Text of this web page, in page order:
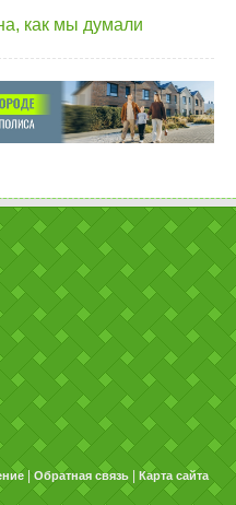
как мы думали
Обратная связь Карта сайта